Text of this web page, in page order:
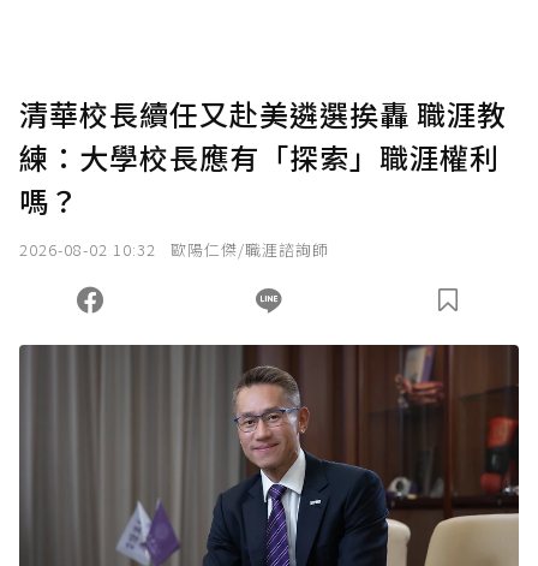
清華校長續任又赴美遴選挨轟 職涯教
練：大學校長應有「探索」職涯權利
嗎？
2026-08-02 10:32 歐陽仁傑/職涯諮詢師